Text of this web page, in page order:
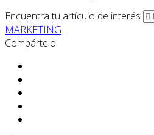
Encuentra tu artículo de interés
MARKETING
Compártelo